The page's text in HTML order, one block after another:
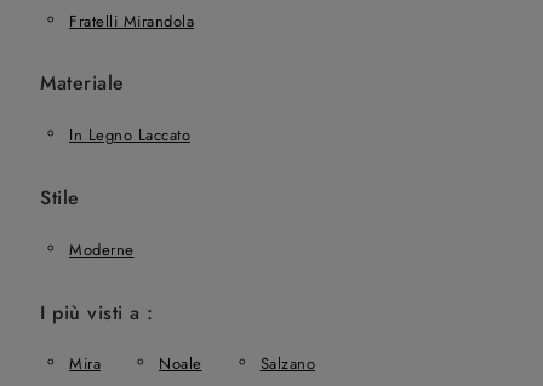
Fratelli Mirandola
Materiale
In Legno Laccato
Stile
Moderne
I più visti a :
Mira Noale Salzano